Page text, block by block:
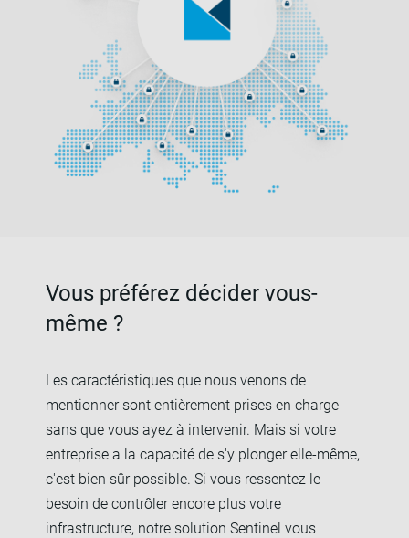
Vous préférez décider vous-
même ?
Les caractéristiques que nous venons de
mentionner sont entièrement prises en charge
sans que vous ayez à intervenir. Mais si votre
entreprise a la capacité de s'y plonger elle-même,
c'est bien sûr possible. Si vous ressentez le
besoin de contrôler encore plus votre
infrastructure, notre solution Sentinel vous